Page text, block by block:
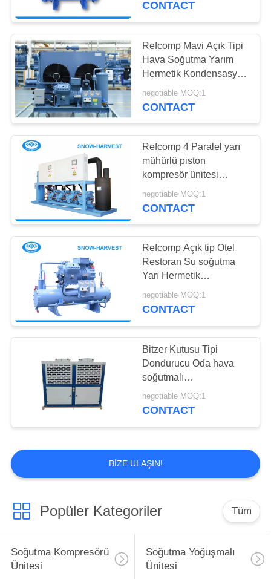
CONTACT
Refcomp Mavi Açık Tipi
Hava Soğutma Yarım
Hermetik Kondensasyon
Birimi Yüksek Verimlilik
Gürültü ve Istikrar
negotiable MOQ:1
CONTACT
Refcomp 4 Paralel yarı
mühürlü piston
kompresör ünitesi
Soğutma ünitesi Güvenli
işleme Su soğutma
negotiable MOQ:1
CONTACT
Refcomp Açık tip Otel
Restoran Su soğutma
Yarı Hermetik
Kondensasyon Birimi
Büyük Hacim İşlemde
negotiable MOQ:1
CONTACT
Bitzer Kutusu Tipi
Dondurucu Oda hava
soğutmalı
Kondensasyon Birimi
Güçlü Galvanizli Çelik
negotiable MOQ:1
CONTACT
BIZE ULAŞIN!
Popüler Kategoriler Tüm
Soğutma Kompresörü
Ünitesi
Soğutma Yoğuşmalı
Ünitesi